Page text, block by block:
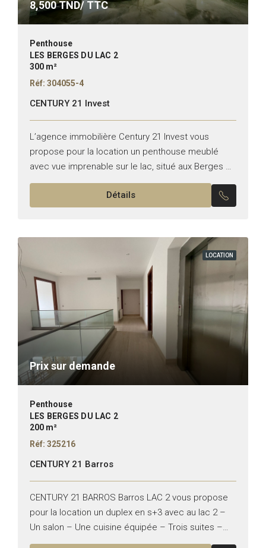
8,500TND/ TTC
Penthouse
LES BERGES DU LAC 2
300 m²
Réf: 304055-4
CENTURY 21 Invest
L’agence immobilière Century 21 Invest vous
propose pour la location un penthouse meublé
avec vue imprenable sur le lac, situé aux Berges du
Lac 2. Typologie : S+4 Superficie : 300 m²...
Détails
LOCATION
Prix sur demande
Penthouse
LES BERGES DU LAC 2
200 m²
Réf: 325216
CENTURY 21 Barros
CENTURY 21 BARROS Barros LAC 2 vous propose
pour la location un duplex en s+3 avec au lac 2 –
Un salon – Une cuisine équipée – Trois suites –
Une chambres...